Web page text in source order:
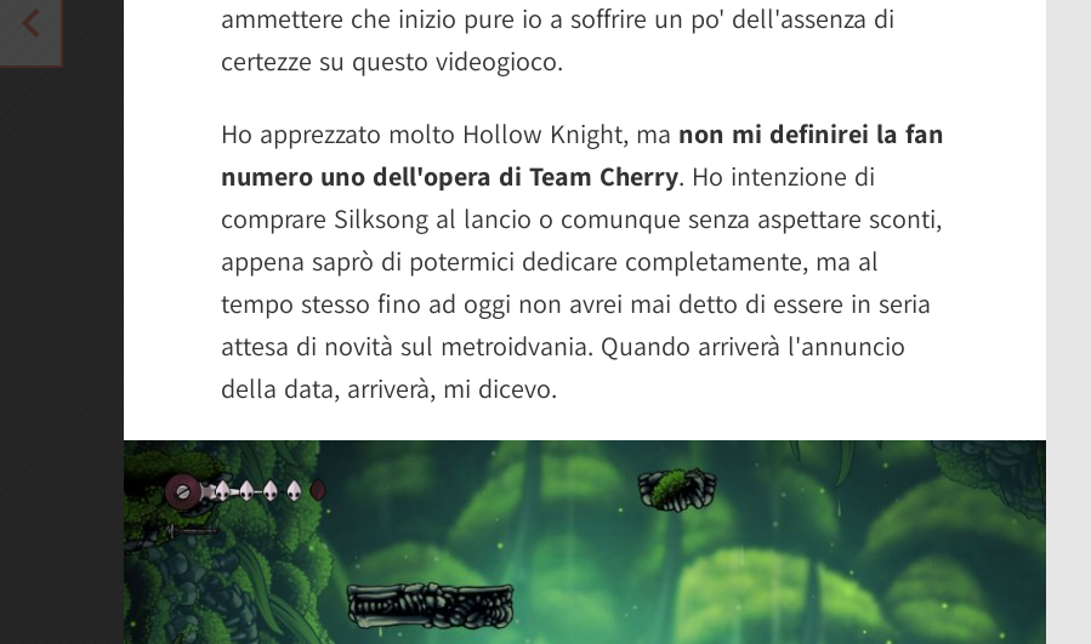
ammettere che inizio pure io a soffrire un po' dell'assenza di
certezze su questo videogioco.
Ho apprezzato molto Hollow Knight, ma non mi definirei la fan
numero uno dell'opera di Team Cherry. Ho intenzione di
comprare Silksong al lancio o comunque senza aspettare sconti,
appena saprò di potermici dedicare completamente, ma al
tempo stesso fino ad oggi non avrei mai detto di essere in seria
attesa di novità sul metroidvania. Quando arriverà l'annuncio
della data, arriverà, mi dicevo.